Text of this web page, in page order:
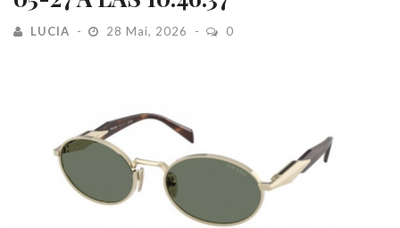
LUCIA 28 Mai, 2026 0